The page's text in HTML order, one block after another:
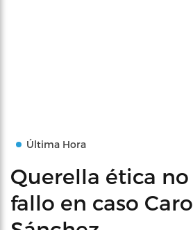
Última Hora
Querella ética
fallo en caso